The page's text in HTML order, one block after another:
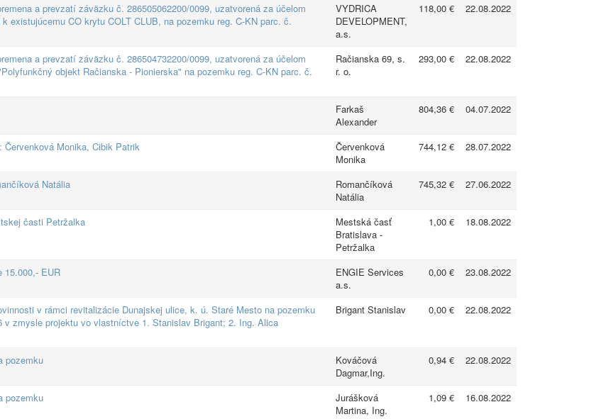
a prevzatí záväzku č. 286505062200/0099, uzatvorená za účelom
existujúcemu CO krytu COLT CLUB, na pozemku reg. C-KN parc. č.
VYDRICA
DEVELOPMENT,
a.s.
118,00 € 22.08.2022
a prevzatí záväzku č. 286504732200/0099, uzatvorená za účelom
objekt Račianska - Pionierska" na pozemku reg. C-KN parc. č.
Račianska 69, s.
r. o.
293,00 € 22.08.2022
Farkaš
Alexander
804,36 € 04.07.2022
Monika, Cibik Patrik
Červenková
Monika
744,12 € 28.07.2022
Natália
Romančíková
Natália
745,32 € 27.06.2022
časti Petržalka
Mestská časť
Bratislava -
Petržalka
1,00 € 18.08.2022
15.000,- EUR
ENGIE Services
a.s.
0,00 € 23.08.2022
v rámci revitalizácie Dunajskej ulice, k. ú. Staré Mesto na pozemku
v zmysle projektu vo vlastníctve 1. Stanislav Brigant; 2. Ing. Alica
Brigant Stanislav 0,00 € 22.08.2022
pozemku
Kováčová
Dagmar,Ing.
0,94 € 22.08.2022
pozemku
Jurášková
Martina, Ing.
1,09 € 16.08.2022